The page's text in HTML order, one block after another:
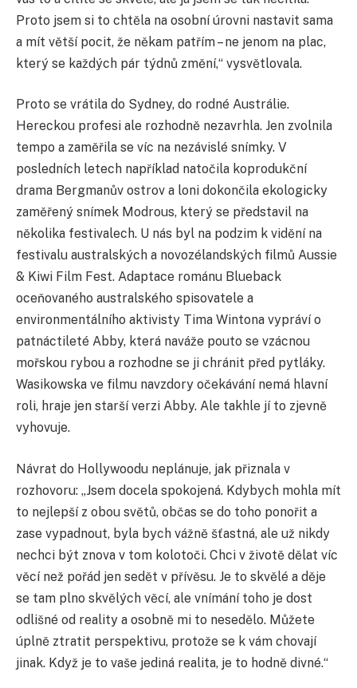
Proto jsem si to chtěla na osobní úrovni nastavit sama
a mít větší pocit, že někam patřím – ne jenom na plac,
který se každých pár týdnů změní,“ vysvětlovala.
Proto se vrátila do Sydney, do rodné Austrálie.
Hereckou profesi ale rozhodně nezavrhla. Jen zvolnila
tempo a zaměřila se víc na nezávislé snímky. V
posledních letech například natočila koprodukční
drama Bergmanův ostrov a loni dokončila ekologicky
zaměřený snímek Modrous, který se představil na
několika festivalech. U nás byl na podzim k vidění na
festivalu australských a novozélandských filmů Aussie
& Kiwi Film Fest. Adaptace románu Blueback
oceňovaného australského spisovatele a
environmentálního aktivisty Tima Wintona vypráví o
patnáctileté Abby, která naváže pouto se vzácnou
mořskou rybou a rozhodne se ji chránit před pytláky.
Wasikowska ve filmu navzdory očekávání nemá hlavní
roli, hraje jen starší verzi Abby. Ale takhle jí to zjevně
vyhovuje.
Návrat do Hollywoodu neplánuje, jak přiznala v
rozhovoru: „Jsem docela spokojená. Kdybych mohla mít
to nejlepší z obou světů, občas se do toho ponořit a
zase vypadnout, byla bych vážně šťastná, ale už nikdy
nechci být znova v tom kolotoči. Chci v životě dělat víc
věcí než pořád jen sedět v přívěsu. Je to skvělé a děje
se tam plno skvělých věcí, ale vnímání toho je dost
odlišné od reality a osobně mi to nesedělo. Můžete
úplně ztratit perspektivu, protože se k vám chovají
jinak. Když je to vaše jediná realita, je to hodně divné.“